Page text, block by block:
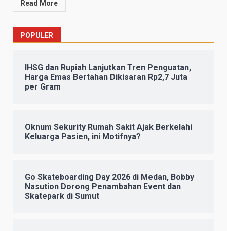
Read More
POPULER
IHSG dan Rupiah Lanjutkan Tren Penguatan,
Harga Emas Bertahan Dikisaran Rp2,7 Juta
per Gram
Oknum Sekurity Rumah Sakit Ajak Berkelahi
Keluarga Pasien, ini Motifnya?
Go Skateboarding Day 2026 di Medan, Bobby
Nasution Dorong Penambahan Event dan
Skatepark di Sumut